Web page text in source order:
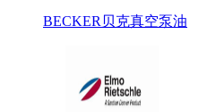
BECKER贝克真空泵油